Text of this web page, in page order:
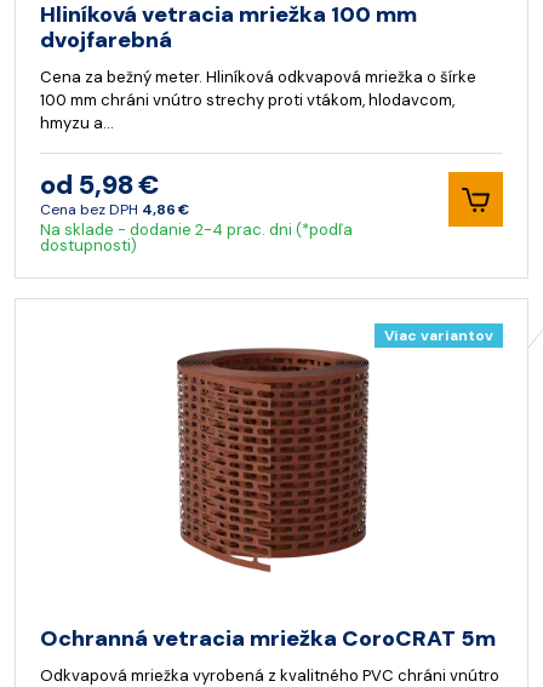
Hliníková vetracia mriežka 100 mm
dvojfarebná
Cena za bežný meter. Hliníková odkvapová mriežka o šírke
100 mm chráni vnútro strechy proti vtákom, hlodavcom,
hmyzu a…
od 5,98 €
Cena bez DPH 4,86 €
Na sklade - dodanie 2-4 prac. dni (*podľa
dostupnosti)
Viac variantov
Ochranná vetracia mriežka CoroCRAT 5m
Odkvapová mriežka vyrobená z kvalitného PVC chráni vnútro